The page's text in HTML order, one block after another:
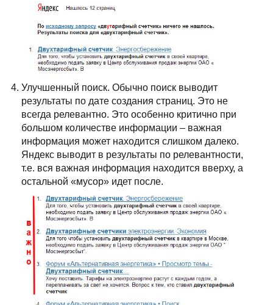
Улучшенный поиск. Обычно поиск выводит
результаты по дате создания страниц. Это не
всегда релевантно. Это особенно критично при
большом количестве информации – важная
информация может находится слишком далеко.
Яндекс выводит в результаты по релевантности,
т.е. вся важная информация находится вверху, а
остальной «мусор» идет после.